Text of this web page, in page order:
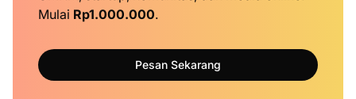
Mulai Rp1.000.000.
Pesan Sekarang